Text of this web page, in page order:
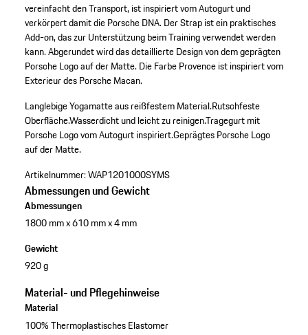
vereinfacht den Transport, ist inspiriert vom Autogurt und
verkörpert damit die Porsche DNA. Der Strap ist ein praktisches
Add-on, das zur Unterstützung beim Training verwendet werden
kann. Abgerundet wird das detaillierte Design von dem geprägten
Porsche Logo auf der Matte. Die Farbe Provence ist inspiriert vom
Exterieur des Porsche Macan.
Langlebige Yogamatte aus reißfestem Material.Rutschfeste
Oberfläche.Wasserdicht und leicht zu reinigen.Tragegurt mit
Porsche Logo vom Autogurt inspiriert.Geprägtes Porsche Logo
auf der Matte.
Artikelnummer:WAP1201000SYMS
Abmessungen und Gewicht
Abmessungen
1800 mm x 610 mm x 4 mm
Gewicht
920 g
Material- und Pflegehinweise
Material
100% Thermoplastisches Elastomer